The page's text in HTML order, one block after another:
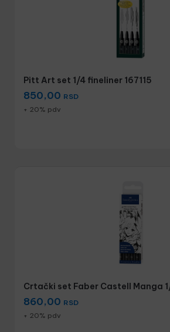
Pitt Art set 1/4 fineliner 167115
850,00 RSD
+ 20% pdv
Crtački set Faber Castell Manga
860,00 RSD
+ 20% pdv